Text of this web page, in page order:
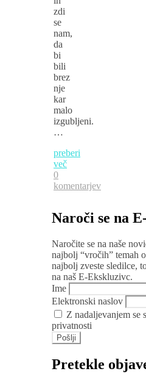
zdi
se
nam,
da
bi
bili
brez
nje
kar
malo
izgubljeni.
…
preberi
več
0
komentarjev
Naroči se na
Naročite se na naše
najbolj “vročih” temah
najbolj zveste sledilce,
na naš E-Ekskluzivc.
Ime
Elektronski naslov
Z nadaljevanjem se
privatnosti
Pretekle